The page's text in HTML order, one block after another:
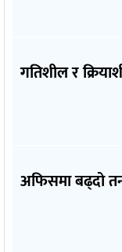
गतिशील र
अफिसमा बढ्दो